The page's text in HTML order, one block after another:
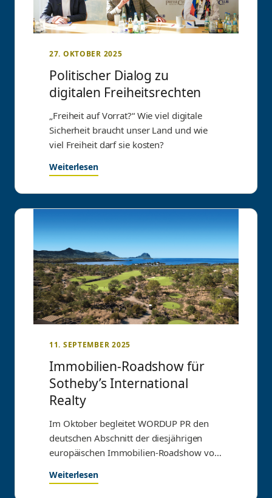
27. OKTOBER 2025
Politischer Dialog zu
digitalen Freiheitsrechten
„Freiheit auf Vorrat?“ Wie viel digitale
Sicherheit braucht unser Land und wie
viel Freiheit darf sie kosten?
Weiterlesen
11. SEPTEMBER 2025
Immobilien-Roadshow für
Sotheby’s International
Realty
Im Oktober begleitet WORDUP PR den
deutschen Abschnitt der diesjährigen
europäischen Immobilien-Roadshow von
Weiterlesen